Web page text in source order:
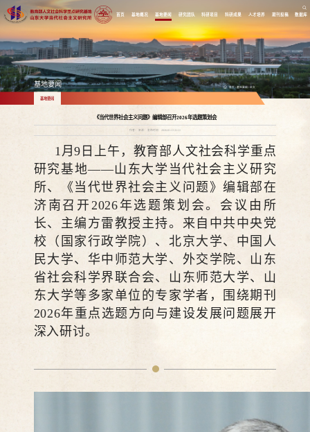
首页 基地概况 基地要闻 研究团队 科研项目 科研成果 人才培养 期刊投稿 数据库
基地要闻 首页 / 基地要闻 正文
基地要闻
《当代世界社会主义问题》编辑部召开2026年选题策划会
作者： 来源： 发布时间：2026-01-13 21:11
1月9日上午，教育部人文社会科学重点
研究基地——山东大学当代社会主义研究
所、《当代世界社会主义问题》编辑部在
济南召开2026年选题策划会。会议由所
长、主编方雷教授主持。来自中共中央党
校（国家行政学院）、北京大学、中国人
民大学、华中师范大学、外交学院、山东
省社会科学界联合会、山东师范大学、山
东大学等多家单位的专家学者，围绕期刊
2026年重点选题方向与建设发展问题展开
深入研讨。